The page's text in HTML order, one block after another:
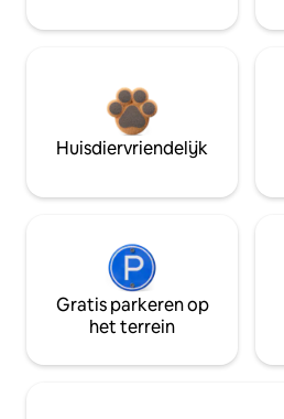
Huisdiervriendelijk
Gratis parkeren op
het terrein